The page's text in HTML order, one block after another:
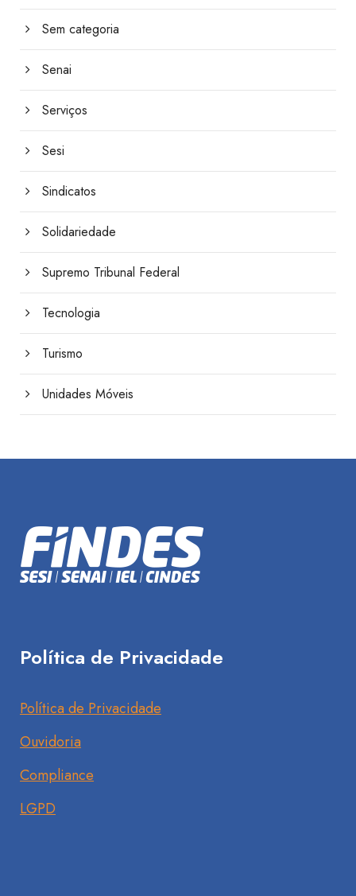
Sem categoria
Senai
Serviços
Sesi
Sindicatos
Solidariedade
Supremo Tribunal Federal
Tecnologia
Turismo
Unidades Móveis
Política de Privacidade
Política de Privacidade
Ouvidoria
Compliance
LGPD